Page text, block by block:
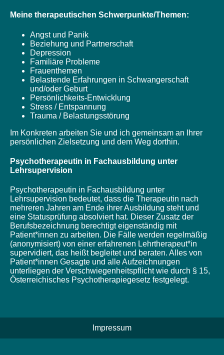
Meine therapeutischen Schwerpunkte/Themen:
Angst und Panik
Beziehung und Partnerschaft
Depression
Familiäre Probleme
Frauenthemen
Belastende Erfahrungen in Schwangerschaft
und/oder Geburt
Persönlichkeits-Entwicklung
Stress / Entspannung
Trauma / Belastungsstörung
Im Konkreten arbeiten Sie und ich gemeinsam an Ihrer
persönlichen Zielsetzung und dem Weg dorthin.
Psychotherapeutin in Fachausbildung unter
Lehrsupervision
Psychotherapeutin in Fachausbildung unter
Lehrsupervision bedeutet, dass die Therapeutin nach
mehreren Jahren am Ende ihrer Ausbildung steht und
eine Statusprüfung absolviert hat. Dieser Zusatz der
Berufsbezeichnung berechtigt eigenständig mit
Patient*innen zu arbeiten. Die Fälle werden regelmäßig
(anonymisiert) von einer erfahrenen Lehrtherapeut*in
supervidiert, das heißt begleitet und beraten. Alles von
Patient*innen Gesagte und alle Aufzeichnungen
unterliegen der Verschwiegenheitspflicht wie durch § 15,
Österreichisches Psychotherapiegesetz festgelegt.
Impressum